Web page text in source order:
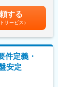
)更改、仮想化
ウェア)更改、
ョンをとる機
貢献や、大規
する
サービス）
件定義・
安定